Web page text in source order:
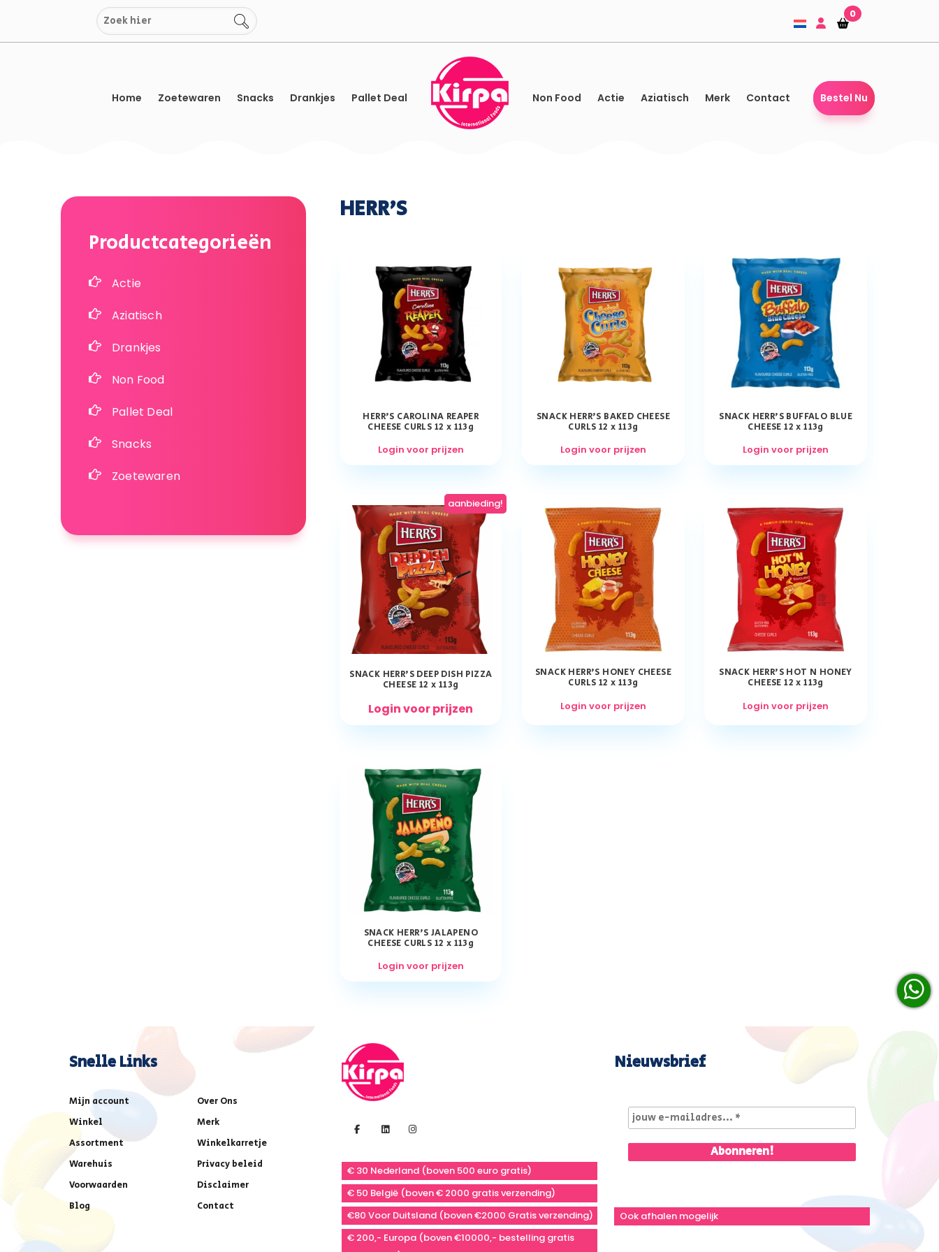
inhoud
Winkelmandje
Winkelmandje
0
Home Zoetewaren Snacks Drankjes Pallet Deal Non Food Actie Aziatisch Merk Contact Bestel Nu
Productcategorieën
Actie
Aziatisch
Drankjes
Non Food
Pallet Deal
Snacks
Zoetewaren
HERR'S
HERR’S CAROLINA REAPER
CHEESE CURLS 12 x 113g
Login voor prijzen
SNACK HERR’S BAKED CHEESE
CURLS 12 x 113g
Login voor prijzen
SNACK HERR’S BUFFALO BLUE
CHEESE 12 x 113g
Login voor prijzen
aanbieding!
SNACK HERR’S DEEP DISH PIZZA
CHEESE 12 x 113g
Login voor prijzen
SNACK HERR’S HONEY CHEESE
CURLS 12 x 113g
Login voor prijzen
SNACK HERR’S HOT N HONEY
CHEESE 12 x 113g
Login voor prijzen
SNACK HERR’S JALAPENO
CHEESE CURLS 12 x 113g
Login voor prijzen
Snelle Links
Mijn account
Over Ons
Winkel
Merk
Assortment
Winkelkarretje
Warehuis
Privacy beleid
Voorwaarden
Disclaimer
Blog
Contact
€ 30 Nederland (boven 500 euro gratis)
€ 50 België (boven € 2000 gratis verzending)
€80 Voor Duitsland (boven €2000 Gratis verzending)
€ 200,- Europa (boven €10000,- bestelling gratis
Nieuwsbrief
Ook afhalen mogelijk